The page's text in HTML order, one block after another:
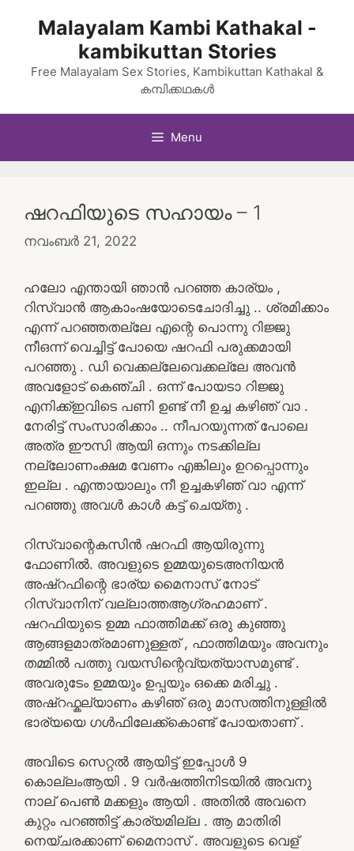
Malayalam Kambi Kathakal -
kambikuttan Stories
Free Malayalam Sex Stories, Kambikuttan Kathakal &
കമ്പിക്കഥകൾ
Menu
ഷറഫിയുടെ സഹായം – 1
നവംബർ 21, 2022
ഹലോ എന്തായി ഞാൻ പറഞ്ഞ കാര്യം ,
റിസ്‌വാൻ ആകാംഷയോടെചോദിച്ചു .. ശ്രമിക്കാം
എന്ന് പറഞ്ഞതല്ലേ എന്റെ പൊന്നു റിജ്ജു
നീഒന്ന് വെച്ചിട്ട് പോയെ ഷറഫി പരുക്കമായി
പറഞ്ഞു . ഡി വെക്കല്ലേവെക്കല്ലേ അവൻ
അവളോട് കെഞ്ചി . ഒന്ന് പോയടാ റിജ്ജു
എനിക്ക്ഇവിടെ പണി ഉണ്ട് നീ ഉച്ച കഴിഞ് വാ .
നേരിട്ട് സംസാരിക്കാം .. നീപറയുന്നത് പോലെ
അത്ര ഈസി ആയി ഒന്നും നടക്കില്ല
നല്ലോണംക്ഷമ വേണം എങ്കിലും ഉറപ്പൊന്നും
ഇല്ല . എന്തായാലും നീ ഉച്ചകഴിഞ് വാ എന്ന്
പറഞ്ഞു അവൾ കാൾ കട്ട് ചെയ്തു .
റിസ്‌വാന്റെകസിൻ ഷറഫി ആയിരുന്നു
ഫോണിൽ. അവളുടെ ഉമ്മയുടെഅനിയൻ
അഷ്‌റഫിന്റെ ഭാര്യ മൈനാസ് നോട്
റിസ്‌വാനിന് വല്ലാത്തആഗ്രഹമാണ് .
ഷറഫിയുടെ ഉമ്മ ഫാത്തിമക്ക് ഒരു കുഞ്ഞു
ആങ്ങളമാത്രമാണുള്ളത് , ഫാത്തിമയും അവനും
തമ്മിൽ പത്തു വയസിന്റെവ്യത്യാസമുണ്ട് .
അവരുടേം ഉമ്മയും ഉപ്പയും ഒക്കെ മരിച്ചു .
അഷ്‌റഫ്കല്യാണം കഴിഞ് ഒരു മാസത്തിനുള്ളിൽ
ഭാര്യയെ ഗൾഫിലേക്ക്കൊണ്ട് പോയതാണ് .
അവിടെ സെറ്റൽ ആയിട്ട് ഇപ്പോൾ 9
കൊല്ലംആയി . 9 വർഷത്തിനിടയിൽ അവനു
നാല് പെൺ മക്കളും ആയി . അതിൽ അവനെ
കുറ്റം പറഞ്ഞിട്ട് കാര്യമില്ല . ആ മാതിരി
നെയ്‌ചരക്കാണ് മൈനാസ് . അവളുടെ വെള്